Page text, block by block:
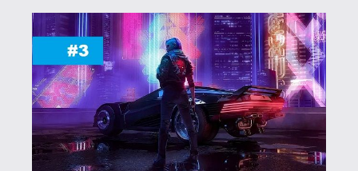
Könnyesre hatódtam többször is.."
(Soulootion)